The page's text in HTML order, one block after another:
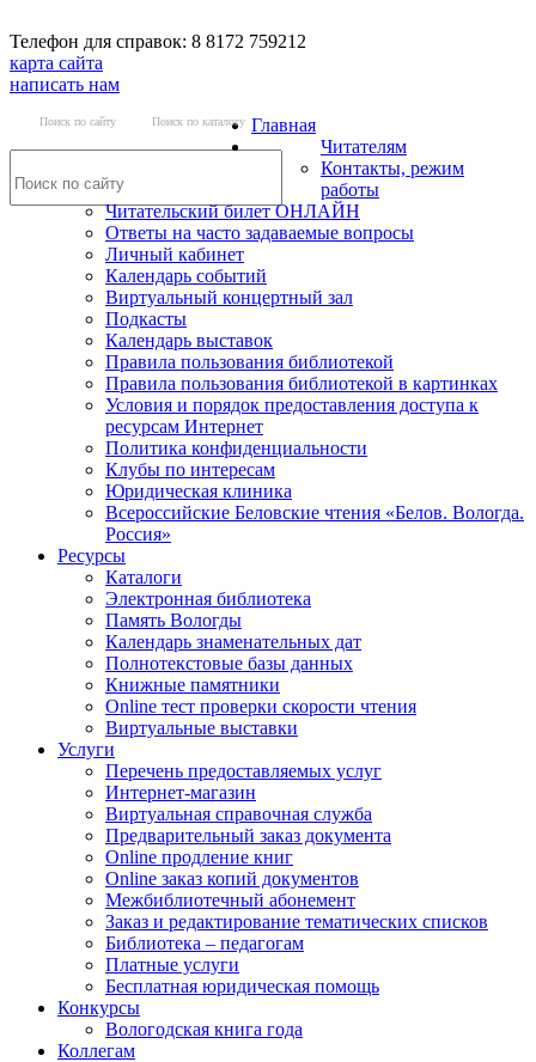
Телефон для справок: 8 8172 759212
карта сайта
написать нам
Поиск по сайту Поиск по каталогу Главная
Читателям
Контакты, режим
работы
Читательский билет ОНЛАЙН
Ответы на часто задаваемые вопросы
Личный кабинет
Календарь событий
Виртуальный концертный зал
Подкасты
Календарь выставок
Правила пользования библиотекой
Правила пользования библиотекой в картинках
Условия и порядок предоставления доступа к
ресурсам Интернет
Политика конфиденциальности
Клубы по интересам
Юридическая клиника
Всероссийские Беловские чтения «Белов. Вологда.
Россия»
Ресурсы
Каталоги
Электронная библиотека
Память Вологды
Календарь знаменательных дат
Полнотекстовые базы данных
Книжные памятники
Online тест проверки скорости чтения
Виртуальные выставки
Услуги
Перечень предоставляемых услуг
Интернет-магазин
Виртуальная справочная служба
Предварительный заказ документа
Online продление книг
Online заказ копий документов
Межбиблиотечный абонемент
Заказ и редактирование тематических списков
Библиотека – педагогам
Платные услуги
Бесплатная юридическая помощь
Конкурсы
Вологодская книга года
Коллегам